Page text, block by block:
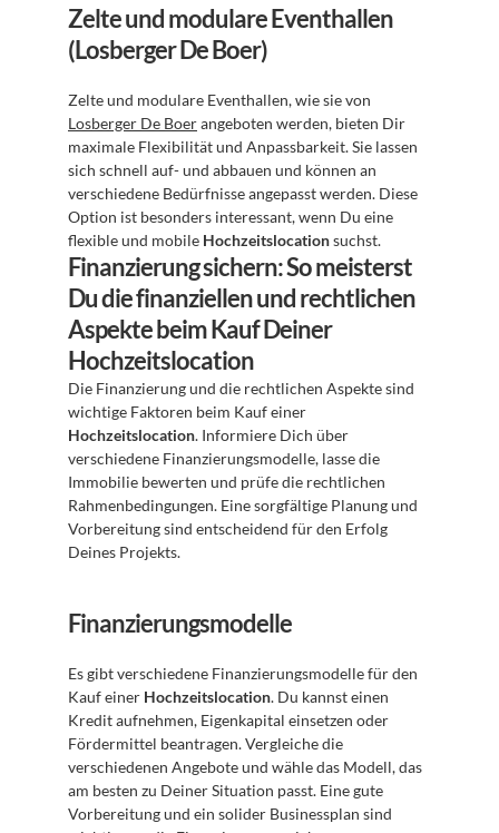
Zelte und modulare Eventhallen
(Losberger De Boer)
Losberger De Boer angeboten werden, bieten Dir
maximale Flexibilität und Anpassbarkeit. Sie lassen
sich schnell auf- und abbauen und können an
verschiedene Bedürfnisse angepasst werden. Diese
Option ist besonders interessant, wenn Du eine
flexible und mobile Hochzeitslocation suchst.
Finanzierung sichern: So meisterst
Du die finanziellen und rechtlichen
Aspekte beim Kauf Deiner
Hochzeitslocation
Die Finanzierung und die rechtlichen Aspekte sind
Hochzeitslocation. Informiere Dich über
verschiedene Finanzierungsmodelle, lasse die
Immobilie bewerten und prüfe die rechtlichen
Rahmenbedingungen. Eine sorgfältige Planung und
Vorbereitung sind entscheidend für den Erfolg
Deines Projekts.
Finanzierungsmodelle
Es gibt verschiedene Finanzierungsmodelle für den
Kauf einer Hochzeitslocation. Du kannst einen
Kredit aufnehmen, Eigenkapital einsetzen oder
Fördermittel beantragen. Vergleiche die
verschiedenen Angebote und wähle das Modell, das
am besten zu Deiner Situation passt. Eine gute
Vorbereitung und ein solider Businessplan sind